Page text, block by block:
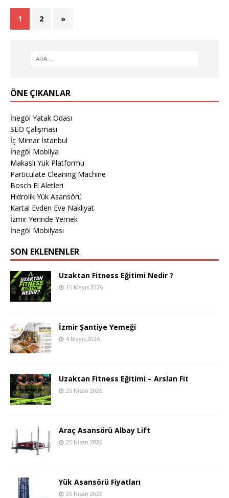
1 2 »
ÖNE ÇIKANLAR
İnegöl Yatak Odası
SEO Çalışması
İç Mimar İstanbul
İnegöl Mobilya
Makaslı Yük Platformu
Particulate Cleaning Machine
Bosch El Aletleri
Hidrolik Yük Asansörü
Kartal Evden Eve Nakliyat
İzmir Yerinde Yemek
İnegöl Mobilyası
SON EKLENENLER
Uzaktan Fitness Eğitimi Nedir ?
15 Mayıs 2026
İzmir Şantiye Yemeği
4 Mayıs 2026
Uzaktan Fitness Eğitimi – Arslan Fit
25 Nisan 2026
Araç Asansörü Albay Lift
25 Nisan 2026
Yük Asansörü Fiyatları
25 Nisan 2026